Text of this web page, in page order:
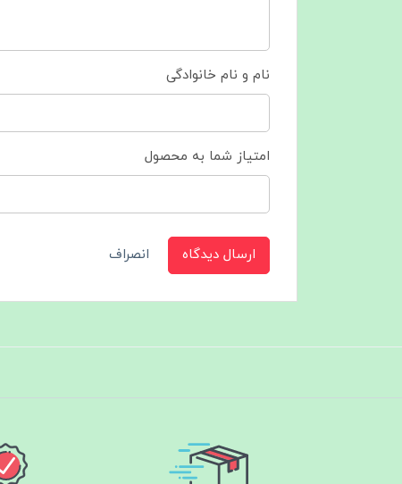
نام و نام خانوادگی
امتیاز شما به محصول
ارسال دیدگاه انصراف